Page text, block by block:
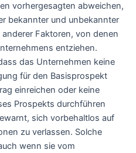
vorhergesagten abweichen,
bekannter und unbekannter
Faktoren, von denen
entziehen.
das Unternehmen keine
für den Basisprospekt
einreichen oder keine
Prospekts durchführen
sich vorbehaltlos auf
zu verlassen. Solche
wenn sie vom